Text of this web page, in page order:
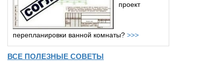
проект
перепланировки ванной комнаты? >>>
ВСЕ ПОЛЕЗНЫЕ СОВЕТЫ